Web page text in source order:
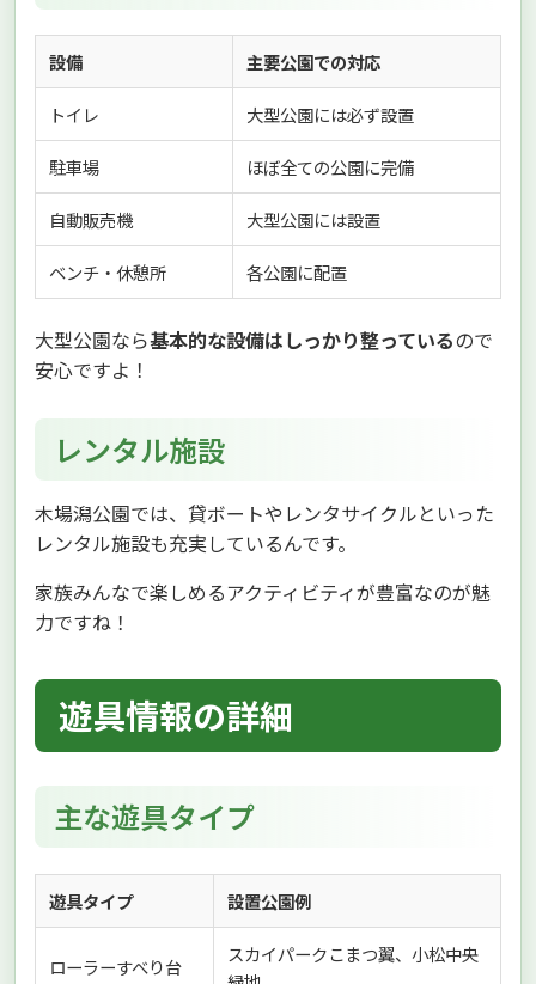
設備 主要公園での対応
トイレ 大型公園には必ず設置
駐車場 ほぼ全ての公園に完備
自動販売機 大型公園には設置
ベンチ・休憩所 各公園に配置
大型公園なら基本的な設備はしっかり整っているので
安心ですよ！
レンタル施設
木場潟公園では、貸ボートやレンタサイクルといった
レンタル施設も充実しているんです。
家族みんなで楽しめるアクティビティが豊富なのが魅
力ですね！
遊具情報の詳細
主な遊具タイプ
遊具タイプ 設置公園例
ローラーすべり台
スカイパークこまつ翼、小松中央